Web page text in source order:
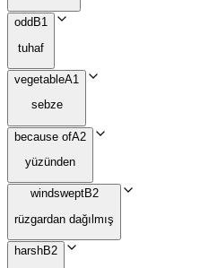
odd B1
tuhaf
vegetableA1
sebze
because ofA2
yüzünden
windsweptB2
rüzgardan dağılmış
harshB2